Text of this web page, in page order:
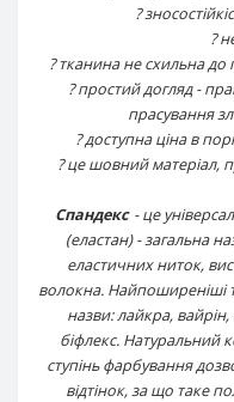
?
?
? тканина не схильна до
? простий догляд -
прасування
? доступна ціна в
? це шовний матеріал,
Спандекс - це
(еластан) - загальна
еластичних ниток,
волокна. Найпоширеніші
назви: лайкра,
біфлекс. Натуральний
ступінь фарбування
відтінок, за що таке